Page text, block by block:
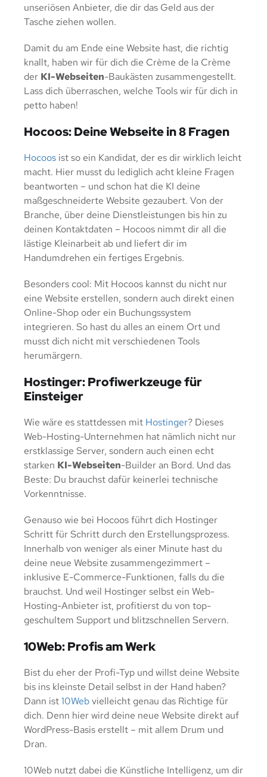
unseriösen Anbieter, die dir das Geld aus der
Tasche ziehen wollen.
Damit du am Ende eine Website hast, die richtig
knallt, haben wir für dich die Crème de la Crème
der KI-Webseiten-Baukästen zusammengestellt.
Lass dich überraschen, welche Tools wir für dich in
petto haben!
Hocoos: Deine Webseite in 8 Fragen
Hocoos ist so ein Kandidat, der es dir wirklich leicht
macht. Hier musst du lediglich acht kleine Fragen
beantworten – und schon hat die KI deine
maßgeschneiderte Website gezaubert. Von der
Branche, über deine Dienstleistungen bis hin zu
deinen Kontaktdaten – Hocoos nimmt dir all die
lästige Kleinarbeit ab und liefert dir im
Handumdrehen ein fertiges Ergebnis.
Besonders cool: Mit Hocoos kannst du nicht nur
eine Website erstellen, sondern auch direkt einen
Online-Shop oder ein Buchungssystem
integrieren. So hast du alles an einem Ort und
musst dich nicht mit verschiedenen Tools
herumärgern.
Hostinger: Profiwerkzeuge für
Einsteiger
Wie wäre es stattdessen mit Hostinger? Dieses
Web-Hosting-Unternehmen hat nämlich nicht nur
erstklassige Server, sondern auch einen echt
starken KI-Webseiten-Builder an Bord. Und das
Beste: Du brauchst dafür keinerlei technische
Vorkenntnisse.
Genauso wie bei Hocoos führt dich Hostinger
Schritt für Schritt durch den Erstellungsprozess.
Innerhalb von weniger als einer Minute hast du
deine neue Website zusammengezimmert –
inklusive E-Commerce-Funktionen, falls du die
brauchst. Und weil Hostinger selbst ein Web-
Hosting-Anbieter ist, profitierst du von top-
geschultem Support und blitzschnellen Servern.
10Web: Profis am Werk
Bist du eher der Profi-Typ und willst deine Website
bis ins kleinste Detail selbst in der Hand haben?
Dann ist10Webvielleicht genau das Richtige für
dich. Denn hier wird deine neue Website direkt auf
WordPress-Basis erstellt – mit allem Drum und
Dran.
10Web nutzt dabei die Künstliche Intelligenz, um dir